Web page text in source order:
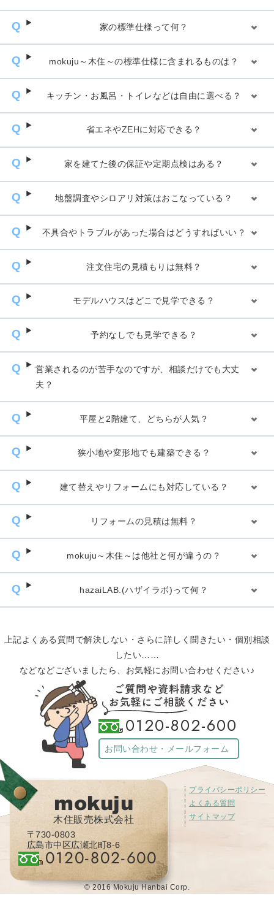
家の標準仕様って何？
mokuju～木住～の標準仕様に含まれるものは？
キッチン・お風呂・トイレなどは自由に選べる？
省エネやZEHに対応できる？
家を建てた後の保証や定期点検はある？
地盤調査やシロアリ対策はおこなっている？
不具合やトラブルがあった場合はどうすればいい？
注文住宅の見積もりは無料？
モデルハウスはどこで見学できる？
予約なしでも見学できる？
営業されるのが苦手なのですが、相談だけでも大丈
夫？
平屋と2階建て、どちらが人気？
狭小地や変形地でも建築できる？
建て替えやリフォームにも対応している？
リフォームの見積は無料？
mokuju～木住～は他社と何が違うの？
hazaiLAB.(ハザイラボ)って何？
上記よくある質問で解決しない・さらに詳しく聞きたい・個別相談
したい……
などなどございましたら、お気軽にお問い合わせください♪
0120-802-600
お問い合わせ・メールフォーム
mokuju
木住販売株式会社
〒730-0803
広島市中区広瀬北町8-6
0120-802-600
プライバシーポリシー
よくある質問
サイトマップ
© 2016 Mokuju Hanbai Corp.